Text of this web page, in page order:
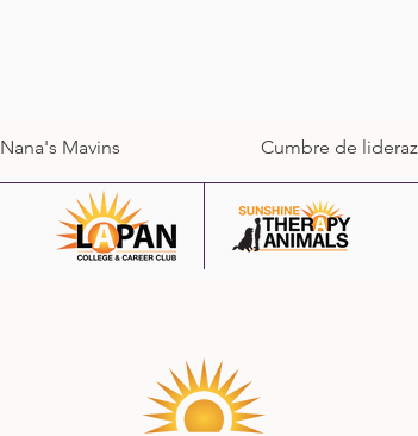
Nana's Mavins Cumbre de